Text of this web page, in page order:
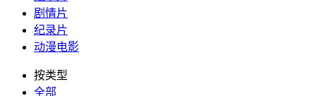
剧情片
纪录片
动漫电影
按类型
全部